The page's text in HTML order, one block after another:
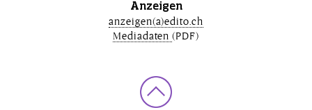
Anzeigen
anzeigen(a)edito.ch
Mediadaten(PDF)